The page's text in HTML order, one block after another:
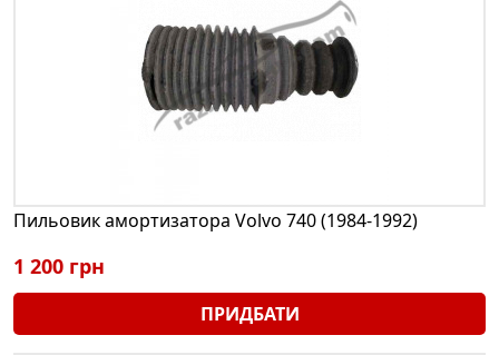
Пильовик амортизатора Volvo 740 (1984-1992)
1 200 грн
ПРИДБАТИ